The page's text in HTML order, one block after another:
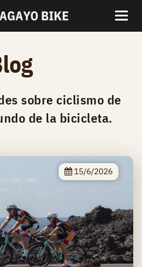
sobre ciclismo de
de la bicicleta.
15/6/2026